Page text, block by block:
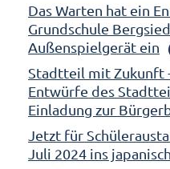
Das Warten hat ein
Grundschule
Außenspielgerät ein
Stadtteil mit Zukunft
Entwürfe des
Einladung zur
Jetzt für
Juli 2024 ins